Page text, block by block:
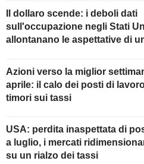
Il dollaro scende: i deboli dati
sull'occupazione negli Stati
allontanano le aspettative di
Azioni verso la miglior
aprile: il calo dei posti di
timori sui tassi
USA: perdita inaspettata di
a luglio, i mercati
su un rialzo dei tassi